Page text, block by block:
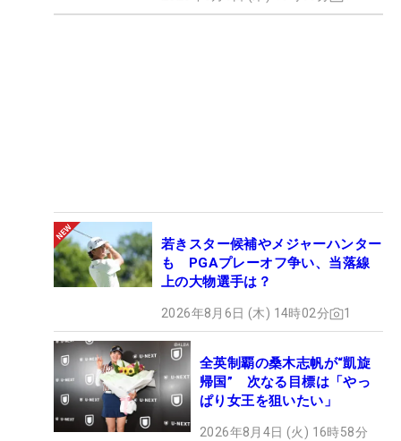
若きスター候補やメジャーハンター
も PGAプレーオフ争い、当落線
上の大物選手は？
2026年8月6日 (木) 14時02分 1
全英制覇の桑木志帆が“凱旋
帰国” 次なる目標は「やっ
ぱり女王を狙いたい」
2026年8月4日 (火) 16時58分